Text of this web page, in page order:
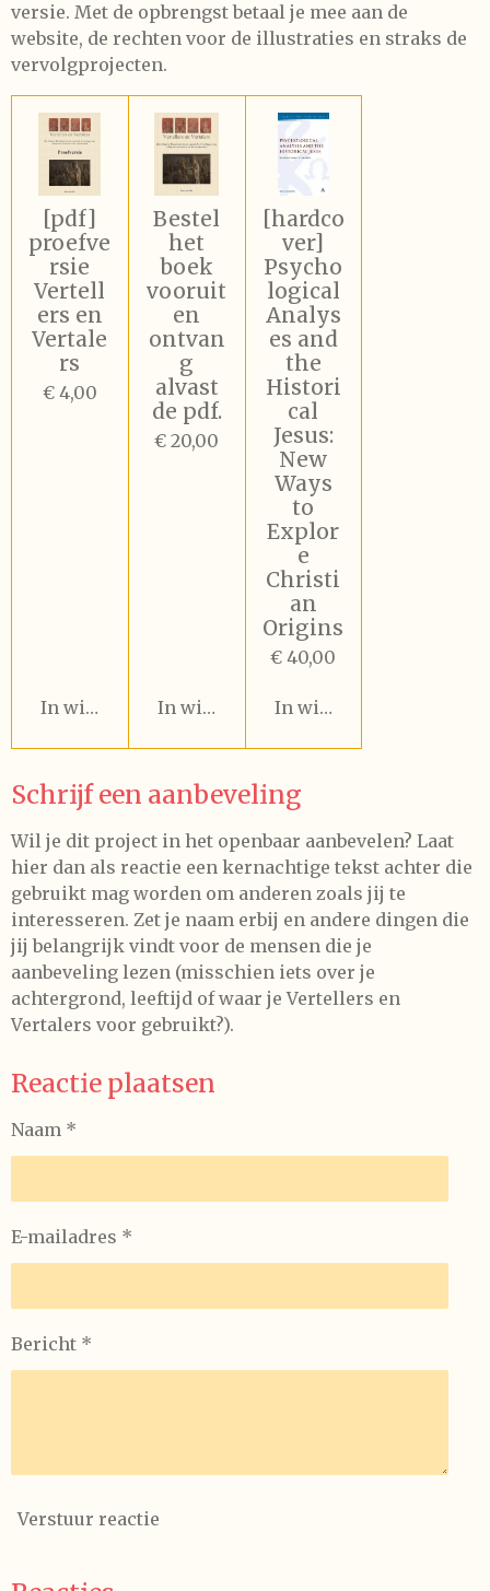
versie. Met de opbrengst betaal je mee aan de
website, de rechten voor de illustraties en straks de
vervolgprojecten.
[pdf]
proefve
rsie
Vertell
ers en
Vertale
rs
€ 4,00
In winkelwagen
Bestel
het
boek
vooruit
en
ontvan
g
alvast
de pdf.
€ 20,00
In winkelwagen
[hardco
ver]
Psycho
logical
Analys
es and
the
Histori
cal
Jesus:
New
Ways
to
Explor
e
Christi
an
Origins
€ 40,00
In winkelwagen
Schrijf een aanbeveling
Wil je dit project in het openbaar aanbevelen? Laat
hier dan als reactie een kernachtige tekst achter die
gebruikt mag worden om anderen zoals jij te
interesseren. Zet je naam erbij en andere dingen die
jij belangrijk vindt voor de mensen die je
aanbeveling lezen (misschien iets over je
achtergrond, leeftijd of waar je Vertellers en
Vertalers voor gebruikt?).
Reactie plaatsen
Naam *
E-mailadres *
Bericht *
Verstuur reactie